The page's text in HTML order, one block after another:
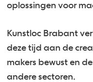
oplossingen voor
Kunstloc Brabant
deze tijd aan de
makers bewust en
andere sectoren.